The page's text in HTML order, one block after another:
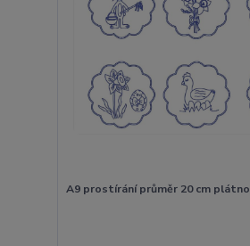
A9 prostírání průměr 20 cm plátno